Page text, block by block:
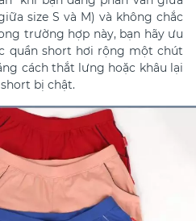
size S và M) và không chắc
trường hợp này, bạn hãy ưu
quần short hơi rộng một chút
cách thắt lưng hoặc khâu lại
bị chật.